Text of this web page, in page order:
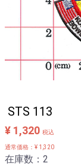
STS 113
¥ 1,320 税込
通常価格：¥ 1,320
在庫数：2